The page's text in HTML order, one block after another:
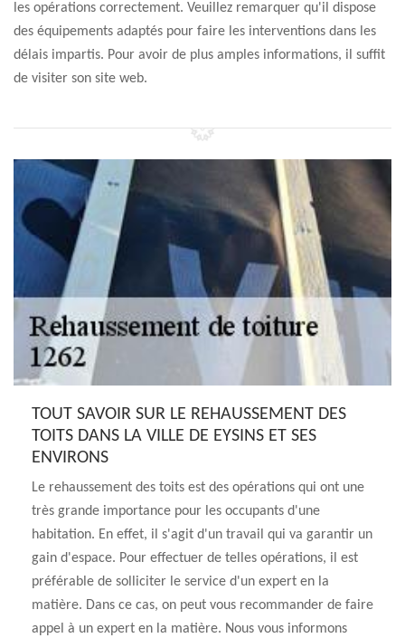
les opérations correctement. Veuillez remarquer qu'il dispose
des équipements adaptés pour faire les interventions dans les
délais impartis. Pour avoir de plus amples informations, il suffit
de visiter son site web.
TOUT SAVOIR SUR LE REHAUSSEMENT DES
TOITS DANS LA VILLE DE EYSINS ET SES
ENVIRONS
Le rehaussement des toits est des opérations qui ont une
très grande importance pour les occupants d'une
habitation. En effet, il s'agit d'un travail qui va garantir un
gain d'espace. Pour effectuer de telles opérations, il est
préférable de solliciter le service d'un expert en la
matière. Dans ce cas, on peut vous recommander de faire
appel à un expert en la matière. Nous vous informons